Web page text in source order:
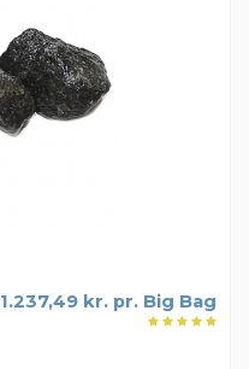
1.237,49 kr. pr. Big Bag